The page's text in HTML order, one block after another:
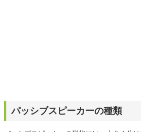
パッシブスピーカーの種類